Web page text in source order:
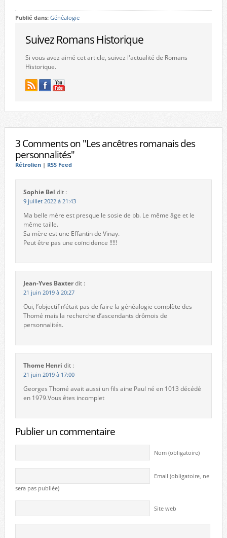
Publié dans: Généalogie
Suivez Romans Historique
Si vous avez aimé cet article, suivez l'actualité de Romans
Historique.
3 Comments on "Les ancêtres romanais des
personnalités"
Rétrolien| RSS Feed
Sophie Bel dit :
9 juillet 2022 à 21:43
Ma belle mère est presque le sosie de bb. Le même âge et le
même taille.
Sa mère est une Effantin de Vinay.
Peut être pas une coïncidence !!!!!
Jean-Yves Baxterdit :
21 juin 2019 à 20:27
Oui, l’objectif n’était pas de faire la généalogie complète des
Thomé mais la recherche d’ascendants drômois de
personnalités.
Thome Henri dit :
21 juin 2019 à 17:00
Georges Thomé avait aussi un fils aine Paul né en 1013 décédé
en 1979.Vous êtes incomplet
Publier un commentaire
Nom (obligatoire)
Email (obligatoire, ne
sera pas publiée)
Site web